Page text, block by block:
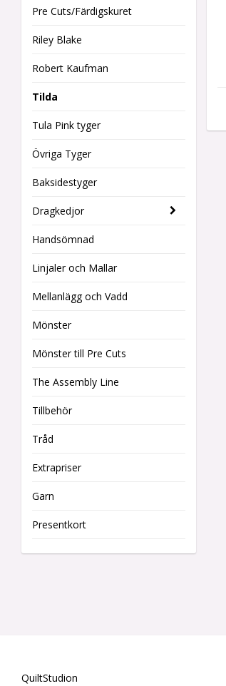
Pre Cuts/Färdigskuret
Riley Blake
Robert Kaufman
Tilda
Tula Pink tyger
Övriga Tyger
Baksidestyger
Dragkedjor
Handsömnad
Linjaler och Mallar
Mellanlägg och Vadd
Mönster
Mönster till Pre Cuts
The Assembly Line
Tillbehör
Tråd
Extrapriser
Garn
Presentkort
QuiltStudion